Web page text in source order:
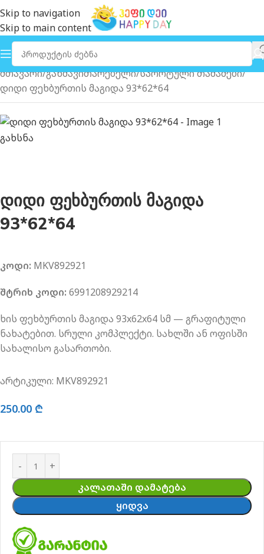
Skip to navigation
Skip to main content
მთავარი განმავითარებელი სპორტული თამაშები
დიდი ფეხბურთის მაგიდა 93*62*64
გახსნა
დიდი ფეხბურთის მაგიდა
93*62*64
კოდი: MKV892921
შტრიხ კოდი: 6991208929214
ხის ფეხბურთის მაგიდა 93x62x64 სმ — გრაფიტული
ნახატებით. სრული კომპლექტი. სახლში ან ოფისში
სახალისო გასართობი.
არტიკული: MKV892921
250.00 ₾
ᲙᲐᲚᲐᲗᲐᲨᲘ ᲓᲐᲛᲐᲢᲔᲑᲐ
ᲧᲘᲓᲕᲐ